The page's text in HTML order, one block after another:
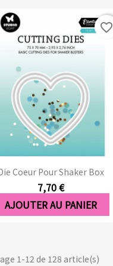
Coeur Pour Shaker Box
7,70 €
AJOUTER AU PANIER
Aperçu rapide
favorite_border
1-12 de 128 article(s)